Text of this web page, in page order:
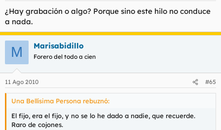
¿Hay grabación o algo? Porque sino este hilo no conduce
a nada.
M Marisabidillo
Forero del todo a cien
11 Ago 2010 #65
Una Bellísima Persona rebuznó:
El fijo, era el fijo, y no se lo he dado a nadie, que recuerde.
Raro de cojones.